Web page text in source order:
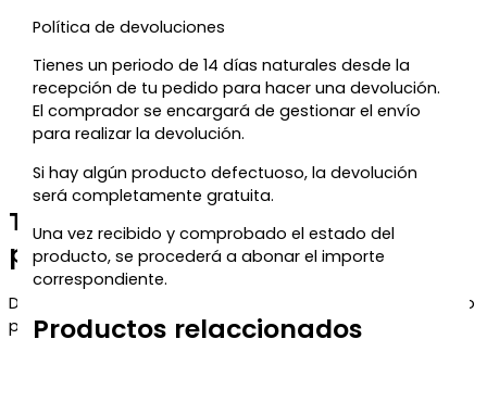
Política de devoluciones
Tienes un periodo de 14 días naturales desde la
recepción de tu pedido para hacer una devolución.
El comprador se encargará de gestionar el envío
para realizar la devolución.
Si hay algún producto defectuoso, la devolución
será completamente gratuita.
Una vez recibido y comprobado el estado del
producto, se procederá a abonar el importe
correspondiente.
Productos relaccionados
Te regalamos un 5% de descuento
para tu próxima compra
Déjanos tu correo y te enviaremos el código de descuento
para que puedas aprovecharlo en tu próximo pedido.